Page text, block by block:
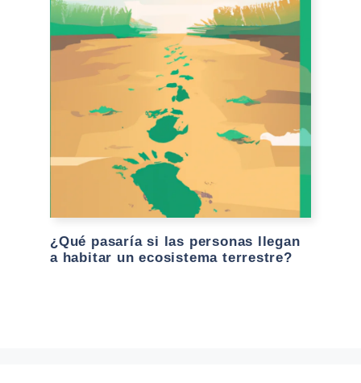
¿Qué pasaría si las personas llegan
a habitar un ecosistema terrestre?